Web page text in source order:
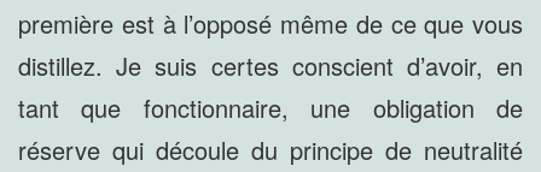
première est à l’opposé même de ce que vous
distillez. Je suis certes conscient d’avoir, en
tant que fonctionnaire, une obligation de
réserve qui découle du principe de neutralité